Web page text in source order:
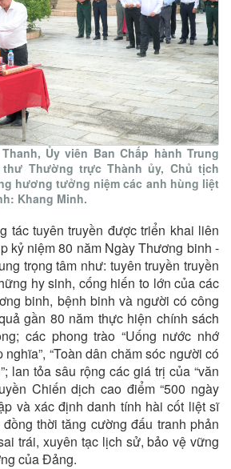
Ủy viên Ban Chấp hành Trung
Thường trực Thành ủy, Chủ tịch
hương tưởng niệm các anh hùng liệt
Khang Minh.
tác tuyên truyền được triển khai liên
kỷ niệm 80 năm Ngày Thương binh -
trọng tâm như: tuyên truyền truyền
hy sinh, cống hiến to lớn của các
binh, bệnh binh và người có công
gần 80 năm thực hiện chính sách
các phong trào “Uống nước nhớ
nghĩa”, “Toàn dân chăm sóc người có
lan tỏa sâu rộng các giá trị của “văn
Chiến dịch cao điểm “500 ngày
và xác định danh tính hài cốt liệt sĩ
thời tăng cường đấu tranh phản
trái, xuyên tạc lịch sử, bảo vệ vững
của Đảng.